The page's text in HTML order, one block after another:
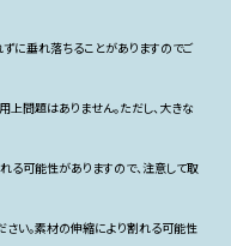
に垂れ落ちることがありますのでご
問題はありません。ただし、大きな
る可能性がありますので、注意して取
さい。素材の伸縮により割れる可能性